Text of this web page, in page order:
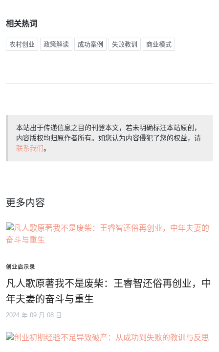
相关热词
农村创业 政策解读 成功案例 失败教训 商业模式
本站出于传递信息之目的刊登本文，若未明确标注本站原创，
内容版权均归原作者所有。如您认为内容侵犯了您的权益，请
联系我们。
更多内容
创业启示录
凡人歌原著我不是废柴：王睿智还俗再创业，中
年夫妻的奋斗与重生
2024 年 09 月 08 日